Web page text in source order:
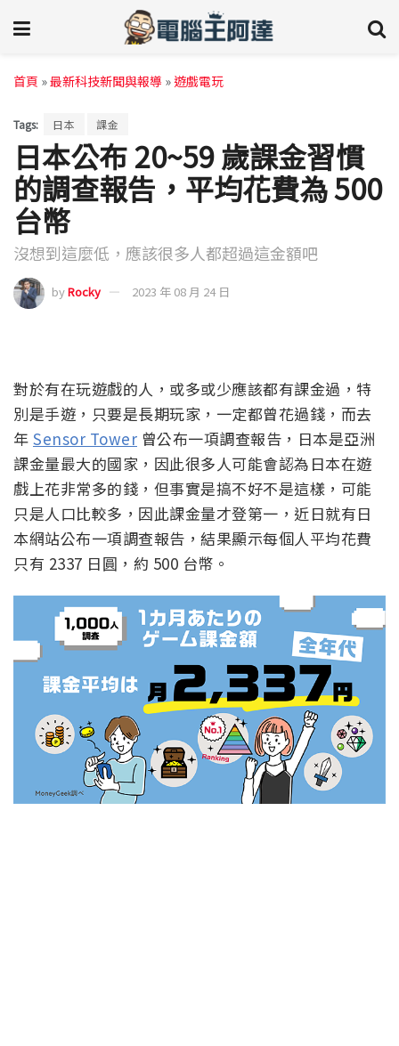
首頁 »最新科技新聞與報導 »遊戲電玩
Tags: 日本 課金
日本公布 20~59 歲課金習慣
的調查報告，平均花費為 500
台幣
沒想到這麼低，應該很多人都超過這金額吧
byRocky 2023 年 08 月 24 日
對於有在玩遊戲的人，或多或少應該都有課金過，特
別是手遊，只要是長期玩家，一定都曾花過錢，而去
年 Sensor Tower 曾公布一項調查報告，日本是亞洲
課金量最大的國家，因此很多人可能會認為日本在遊
戲上花非常多的錢，但事實是搞不好不是這樣，可能
只是人口比較多，因此課金量才登第一，近日就有日
本網站公布一項調查報告，結果顯示每個人平均花費
只有 2337 日圓，約 500 台幣。